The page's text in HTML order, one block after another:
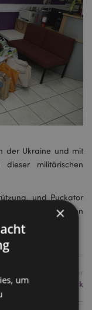
der Ukraine und mit
militärischen
und Puckator
um in diesen
wir stark.
von Räucherwerk
×
um